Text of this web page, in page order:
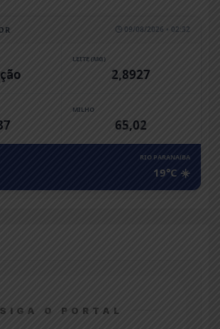
🕒 09/08/2026 • 02:32
LEITE (MG)
2,8927
MILHO
65,02
RIO PARANAíBA
19°C ☀️
SIGA O PORTAL